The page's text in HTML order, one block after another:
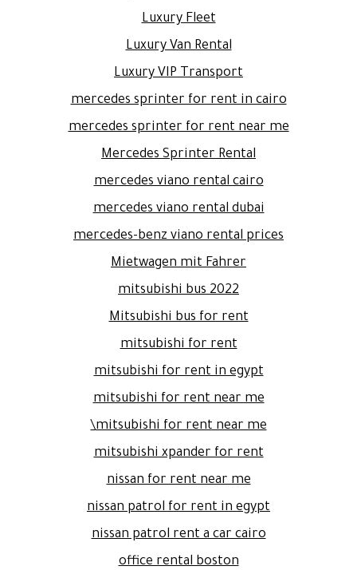
Luxury Fleet
Luxury Van Rental
Luxury VIP Transport
mercedes sprinter for rent in cairo
mercedes sprinter for rent near me
Mercedes Sprinter Rental
mercedes viano rental cairo
mercedes viano rental dubai
mercedes-benz viano rental prices
Mietwagen mit Fahrer
mitsubishi bus 2022
Mitsubishi bus for rent
mitsubishi for rent
mitsubishi for rent in egypt
mitsubishi for rent near me
mitsubishi for rent near me\
mitsubishi xpander for rent
nissan for rent near me
nissan patrol for rent in egypt
nissan patrol rent a car cairo
office rental boston